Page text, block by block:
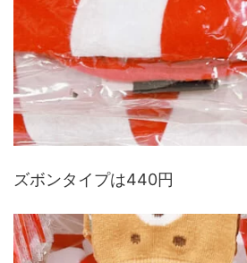
ズボンタイプは440円